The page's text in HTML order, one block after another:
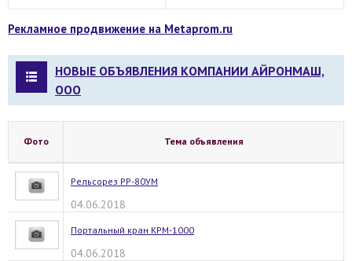
Рекламное продвижение на Metaprom.ru
НОВЫЕ ОБЪЯВЛЕНИЯ КОМПАНИИ АЙРОНМАШ,
ООО
Фото Тема объявления
Рельсорез РР-80УМ
04.06.2018
Портальный кран КРМ-1000
04.06.2018